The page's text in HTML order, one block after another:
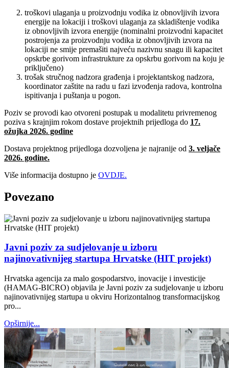
troškovi ulaganja u proizvodnju vodika iz obnovljivih izvora
energije na lokaciji i troškovi ulaganja za skladištenje vodika
iz obnovljivih izvora energije (nominalni proizvodni kapacitet
postrojenja za proizvodnju vodika iz obnovljivih izvora na
lokaciji ne smije premašiti najveću nazivnu snagu ili kapacitet
opskrbe gorivom infrastrukture za opskrbu gorivom na koju je
priključeno)
trošak stručnog nadzora građenja i projektantskog nadzora,
koordinator zaštite na radu u fazi izvođenja radova, kontrolna
ispitivanja i puštanja u pogon.
Poziv se provodi kao otvoreni postupak u modalitetu privremenog
poziva s krajnjim rokom dostave projektnih prijedloga do 17.
ožujka 2026. godine
Dostava projektnog prijedloga dozvoljena je najranije od 3. veljače
2026. godine.
Više informacija dostupno je OVDJE.
Povezano
Javni poziv za sudjelovanje u izboru
najinovativnijeg startupa Hrvatske (HIT projekt)
Hrvatska agencija za malo gospodarstvo, inovacije i investicije
(HAMAG-BICRO) objavila je Javni poziv za sudjelovanje u izboru
najinovativnijeg startupa u okviru Horizontalnog transformacijskog
pro...
Opširnije...